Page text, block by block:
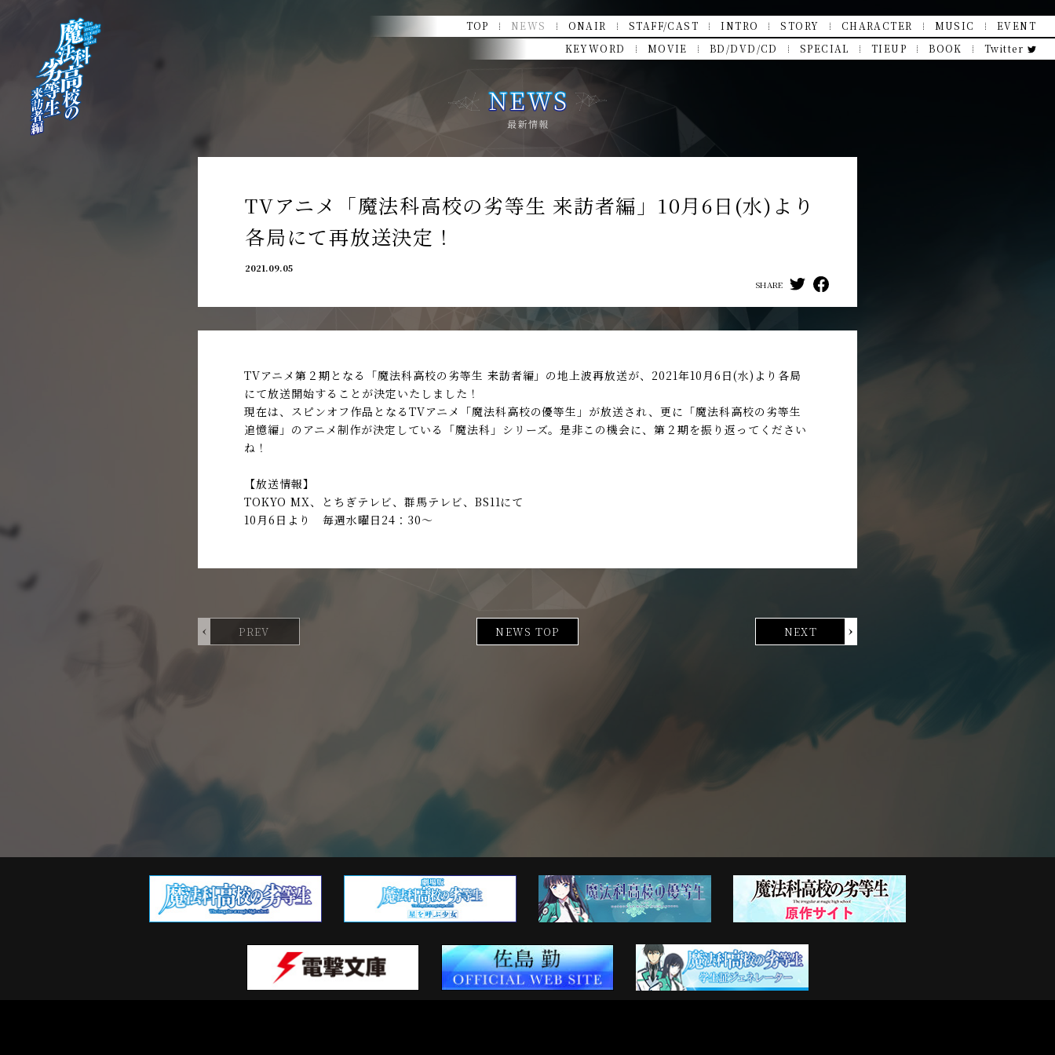
TOP NEWS ONAIR STAFF/CAST INTRO STORY CHARACTER MUSIC
EVENT
KEYWORD
MOVIE BD/DVD/CD SPECIAL TIEUP BOOK Twitter
TVアニメ「魔法科高校の劣等生 来訪者編」10月6日(水)より
各局にて再放送決定！
2021.09.05
SHARE
TVアニメ第２期となる「魔法科高校の劣等生 来訪者編」の地上波再放送が、2021年10月6日(水)より各局
にて放送開始することが決定いたしました！
現在は、スピンオフ作品となるTVアニメ「魔法科高校の優等生」が放送され、更に「魔法科高校の劣等生
追憶編」のアニメ制作が決定している「魔法科」シリーズ。是非この機会に、第２期を振り返ってください
ね！
【放送情報】
TOKYO MX、とちぎテレビ、群馬テレビ、BS11にて
10月6日より 毎週水曜日24：30～
NEWS TOP
PREV NEXT